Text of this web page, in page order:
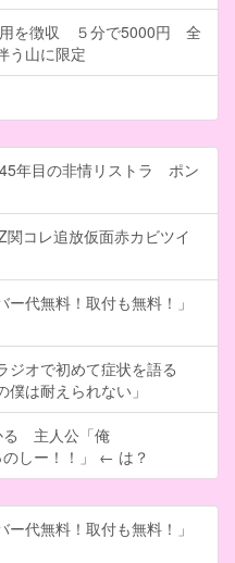
用を徴収 ５分で5000円 全
う山に限定
45年目の非情リストラ ポン
コレ追放仮面赤カビツイ
代無料！取付も無料！」
ジオで初めて症状を語る
僕は耐えられない」
る 主人公「俺
しー！！」 ← は？
代無料！取付も無料！」